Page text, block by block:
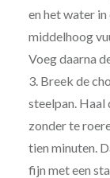
en het water in
middelhoog
Voeg daarna
3. Breek de
steelpan. Haal
zonder te
tien minuten.
fijn met een